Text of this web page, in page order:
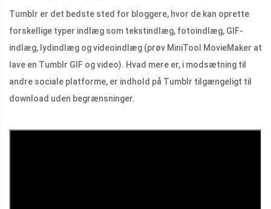
Tumblr er det bedste sted for bloggere, hvor de kan oprette
forskellige typer indlæg som tekstindlæg, fotoindlæg, GIF-
indlæg, lydindlæg og videoindlæg (prøv MiniTool MovieMaker at
lave en Tumblr GIF og video). Hvad mere er, i modsætning til
andre sociale platforme, er indhold på Tumblr tilgængeligt til
download uden begrænsninger.